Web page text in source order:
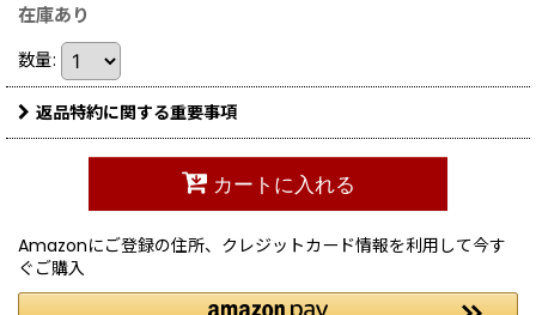
在庫あり
数量:
返品特約に関する重要事項
カートに入れる
Amazonにご登録の住所、クレジットカード情報を利用して今す
ぐご購入